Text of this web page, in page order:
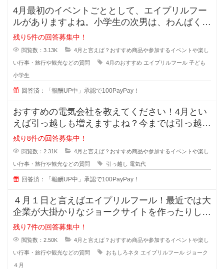
4月最初のイベントごととして、エイプリルフー
ルがありますよね。小学生の次男は、わんぱく気
質な所があり、当日はお友達にもし
残り5件の回答募集中！
閲覧数：3.13K 4月と言えば？おすすめ商品や参加するイベントや楽し
い行事・旅行や観光などの質問 4月のおすすめ エイプリルフール 子ども
小学生
回答済：「報酬UP中」承認で100PayPay！
おすすめの電気会社を教えてください！4月とい
えば引っ越しも増えますよね？今までは引っ越し
先の電気を何となく使っていました
残り8件の回答募集中！
閲覧数：2.31K 4月と言えば？おすすめ商品や参加するイベントや楽し
い行事・旅行や観光などの質問 引っ越し 電気代
回答済：「報酬UP中」承認で100PayPay！
４月１日と言えばエイプリルフール！最近では大
企業が大掛かりなジョークサイトを作ったりして
盛り上がっていますよね？＾＾
残り7件の回答募集中！
閲覧数：2.50K 4月と言えば？おすすめ商品や参加するイベントや楽し
い行事・旅行や観光などの質問 おもしろネタ エイプリルフール ジョーク
４月